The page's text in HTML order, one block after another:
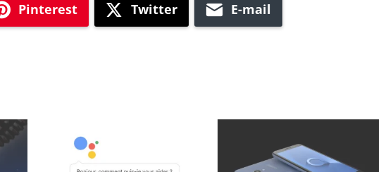
Pinterest Twitter E-mail